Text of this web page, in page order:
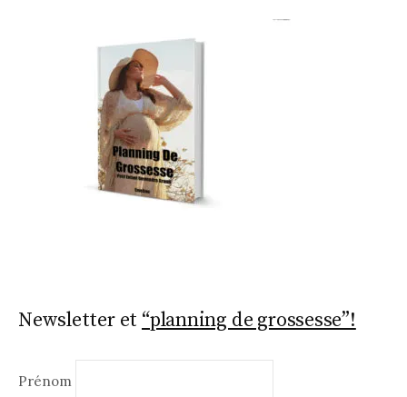
Newsletter et “planning de grossesse”!
Prénom